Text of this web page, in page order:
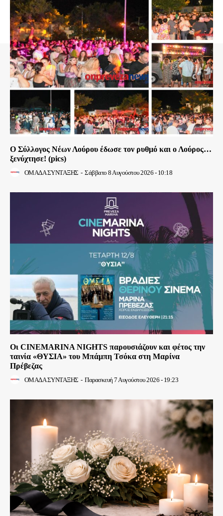
Ο Σύλλογος Νέων Λούρου έδωσε τον ρυθμό και ο Λούρος…
ξενύχτησε! (pics)
ΟΜΑΔΑ ΣΥΝΤΑΞΗΣ - Σάββατο 8 Αυγούστου 2026 - 10:18
Οι CINEMARINA NIGHTS παρουσιάζουν και φέτος την
ταινία «ΘΥΣΙΑ» του Μπάμπη Τσόκα στη Μαρίνα
Πρέβεζας
ΟΜΑΔΑ ΣΥΝΤΑΞΗΣ - Παρασκευή 7 Αυγούστου 2026 - 19:23